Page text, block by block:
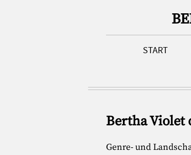
START
Bertha Violet
Genre- und